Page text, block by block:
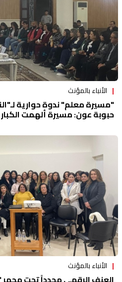
الأنباء بالمؤنث
"مسيرة معلم" ندوة حوارية
حبوبة عون: مسيرة ألهمت الكبار
الأنباء بالمؤنث